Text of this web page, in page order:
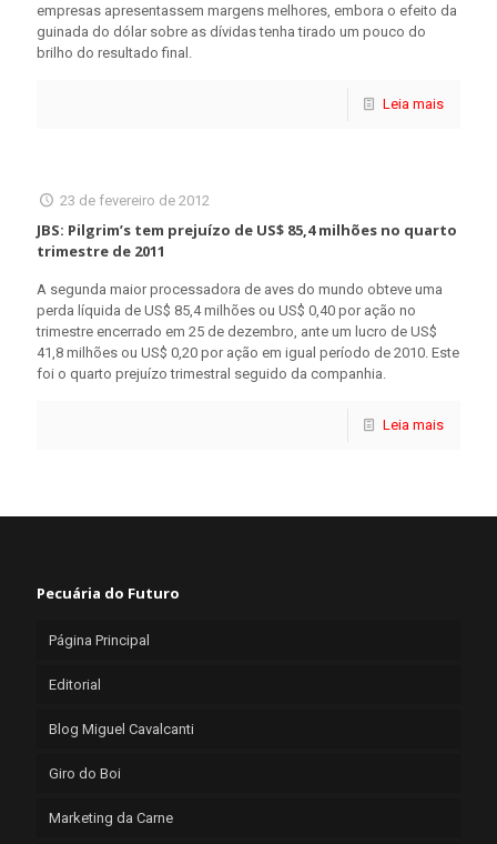
empresas apresentassem margens melhores, embora o efeito da
guinada do dólar sobre as dívidas tenha tirado um pouco do
brilho do resultado final.
Leia mais
23 de fevereiro de 2012
JBS: Pilgrim’s tem prejuízo de US$ 85,4 milhões no quarto
trimestre de 2011
A segunda maior processadora de aves do mundo obteve uma
perda líquida de US$ 85,4 milhões ou US$ 0,40 por ação no
trimestre encerrado em 25 de dezembro, ante um lucro de US$
41,8 milhões ou US$ 0,20 por ação em igual período de 2010. Este
foi o quarto prejuízo trimestral seguido da companhia.
Leia mais
Pecuária do Futuro
Página Principal
Editorial
Blog Miguel Cavalcanti
Giro do Boi
Marketing da Carne